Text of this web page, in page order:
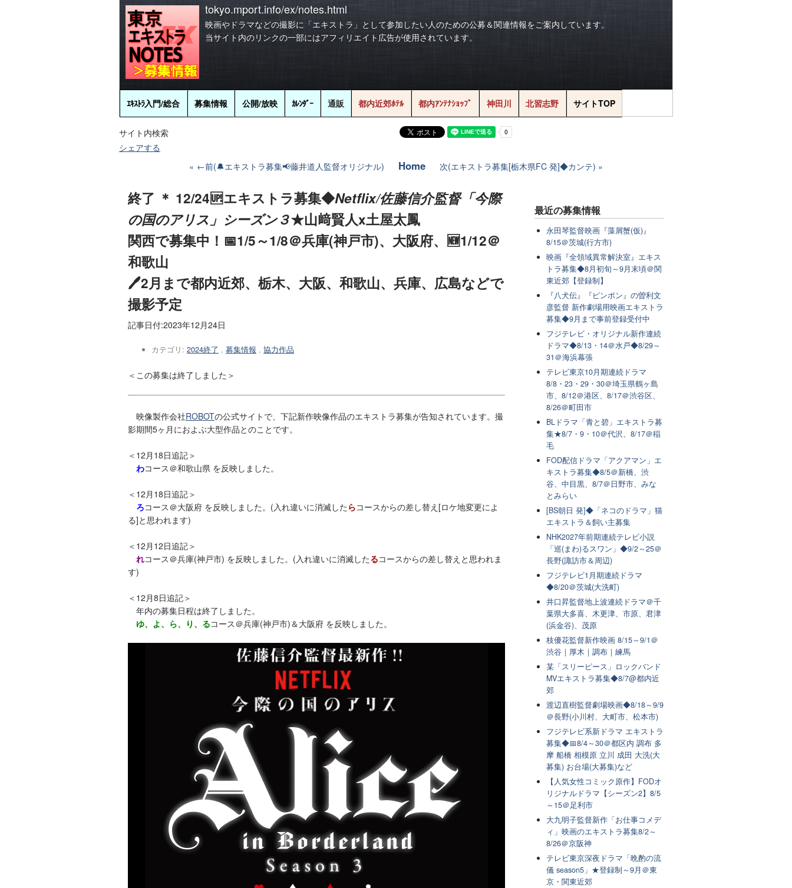
tokyo.mport.info/ex/notes.html
映画やドラマなどの撮影に「エキストラ」として参加したい人のための公募＆関連情報をご案内しています。
当サイト内のリンクの一部にはアフィリエイト広告が使用されています。
ｴｷｽﾄﾗ入門/総合 募集情報 公開/放映 ｶﾚﾝﾀﾞｰ 通販 都内近郊ﾎﾃﾙ 都内ｱﾝﾃﾅｼｮｯﾌﾟ 神田川 北習志野 サイトTOP
サイト内検索
シェアする
←前(🔔エキストラ募集📢藤井道人監督オリジナル)
Home 次(エキストラ募集[栃木県FC 発]◆カンテ)
終了 ＊ 12/24🆙エキストラ募集◆Netflix/佐藤信介監督「今際
の国のアリス」シーズン３★山﨑賢人x土屋太鳳
関西で募集中！📅1/5～1/8＠兵庫(神戸市)、大阪府、🆕1/12＠
和歌山
🖊2月まで都内近郊、栃木、大阪、和歌山、兵庫、広島などで
撮影予定
記事日付:2023年12月24日
カテゴリ: 2024終了 , 募集情報 , 協力作品
＜この募集は終了しました＞
映像製作会社ROBOTの公式サイトで、下記新作映像作品のエキストラ募集が告知されています。撮
影期間5ヶ月におよぶ大型作品とのことです。
＜12月18日追記＞
わコース＠和歌山県 を反映しました。
＜12月18日追記＞
ろコース＠大阪府 を反映しました。(入れ違いに消滅した らコースからの差し替え[ロケ地変更によ
る]と思われます)
＜12月12日追記＞
れコース＠兵庫(神戸市) を反映しました。(入れ違いに消滅したるコースからの差し替えと思われま
す)
＜12月8日追記＞
年内の募集日程は終了しました。
ゆ、よ、ら、り、るコース＠兵庫(神戸市)＆大阪府 を反映しました。
最近の募集情報
永田琴監督映画『藻屑蟹(仮)』
8/15＠茨城(行方市)
映画『全領域異常解決室』エキス
トラ募集◆8月初旬～9月末頃＠関
東近郊【登録制】
『八犬伝』『ピンポン』の曽利文
彦監督 新作劇場用映画エキストラ
募集◆9月まで事前登録受付中
フジテレビ・オリジナル新作連続
ドラマ◆8/13・14＠水戸◆8/29～
31＠海浜幕張
テレビ東京10月期連続ドラマ
8/8・23・29・30＠埼玉県鶴ヶ島
市、8/12＠港区、8/17＠渋谷区、
8/26＠町田市
BLドラマ「青と碧」エキストラ募
集★8/7・9・10＠代沢、8/17＠稲
毛
FOD配信ドラマ「アクアマン」エ
キストラ募集◆8/5＠新橋、渋
谷、中目黒、8/7＠日野市、みな
とみらい
[BS朝日 発]◆「ネコのドラマ」猫
エキストラ＆飼い主募集
NHK2027年前期連続テレビ小説
「巡(まわ)るスワン」◆9/2～25＠
長野(諏訪市＆周辺)
フジテレビ1月期連続ドラマ
◆8/20＠茨城(大洗町)
井口昇監督地上波連続ドラマ＠千
葉県大多喜、木更津、市原、君津
(浜金谷)、茂原
枝優花監督新作映画 8/15～9/1＠
渋谷｜厚木｜調布｜練馬
某「スリーピース」ロックバンド
MVエキストラ募集◆8/7@都内近
郊
渡辺直樹監督劇場映画◆8/18～9/9
＠長野(小川村、大町市、松本市)
フジテレビ系新ドラマ エキストラ
募集◆📅8/4～30＠都区内 調布 多
摩 船橋 相模原 立川 成田 大洗(大
募集) お台場(大募集)など
【人気女性コミック原作】FODオ
リジナルドラマ【シーズン2】8/5
～15＠足利市
大九明子監督新作「お仕事コメデ
ィ」映画のエキストラ募集8/2～
8/26＠京阪神
テレビ東京深夜ドラマ「晩酌の流
儀 season5」★登録制～9月＠東
京・関東近郊